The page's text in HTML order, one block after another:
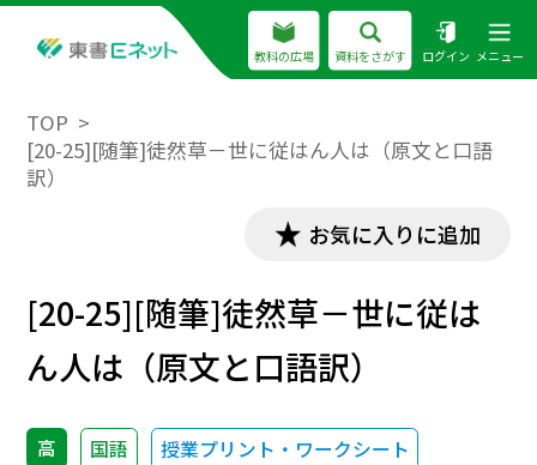
教科の広場 資料をさがす ログイン メニュー
TOP
[20-25][随筆]徒然草－世に従はん人は（原文と口語
訳）
お気に入りに追加
[20-25][随筆]徒然草－世に従は
ん人は（原文と口語訳）
高 国語 授業プリント・ワークシート